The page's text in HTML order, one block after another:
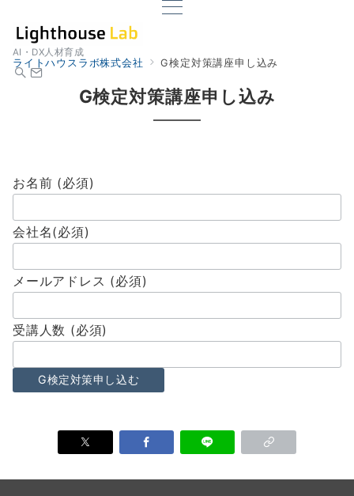
AI・DX人材育成
ライトハウスラボ株式会社 G検定対策講座申し込み
G検定対策講座申し込み
お名前 (必須)
会社名(必須)
メールアドレス (必須)
受講人数 (必須)